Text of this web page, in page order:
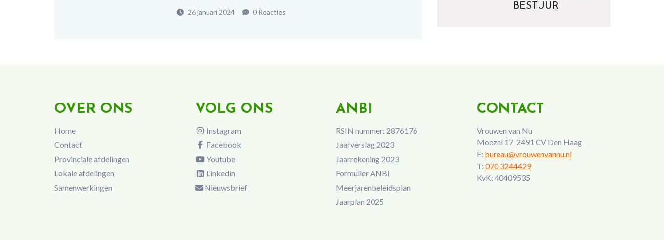
26 januari 2024 0 Reacties
BESTUUR
OVER ONS
Home
Contact
Provinciale afdelingen
Lokale afdelingen
Samenwerkingen
VOLG ONS
Instagram
Facebook
Youtube
Linkedin
Nieuwsbrief
ANBI
RSIN nummer: 2876176
Jaarverslag 2023
Jaarrekening 2023
Formulier ANBI
Meerjarenbeleidsplan
Jaarplan 2025
CONTACT
Vrouwen van Nu
Moezel 17 2491 CV Den Haag
E: bureau@vrouwenvannu.nl
T: 070 3244429
KvK: 40409535